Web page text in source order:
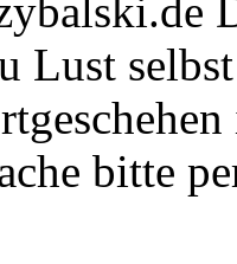
Lust
bitte